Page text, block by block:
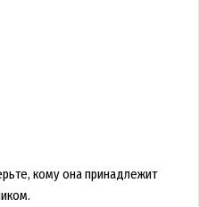
кому она принадлежит